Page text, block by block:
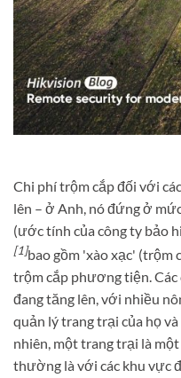
Chi phí trộm cắp đối với
lên – ở Anh, nó đứng ở
(ước tính của công ty bảo
[1]bao gồm 'xào xạc' (trộm
trộm cắp phương tiện. Các
đang tăng lên, với nhiều
quản lý trang trại của họ
nhiên, một trang trại là
thường là với các khu vực